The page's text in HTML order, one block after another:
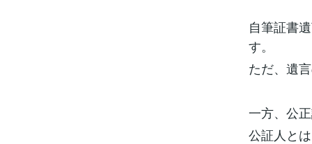
自筆証書
す。
ただ、遺
一方、公
公証人と